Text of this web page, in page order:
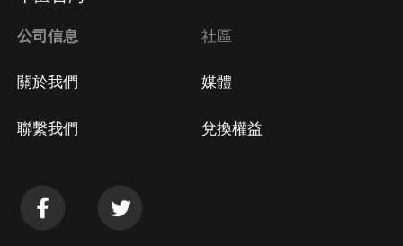
公司信息
關於我們
聯繫我們
社區
媒體
兌換權益